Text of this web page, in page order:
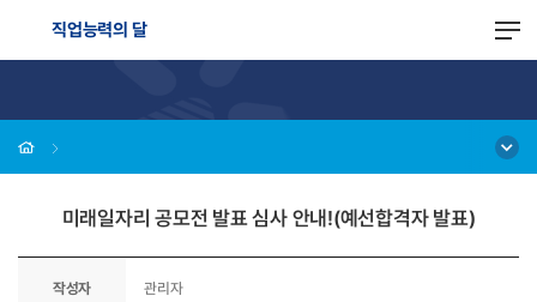
직업능력의 달
미래일자리 공모전 발표 심사 안내!(예선합격자 발표)
작성자 관리자